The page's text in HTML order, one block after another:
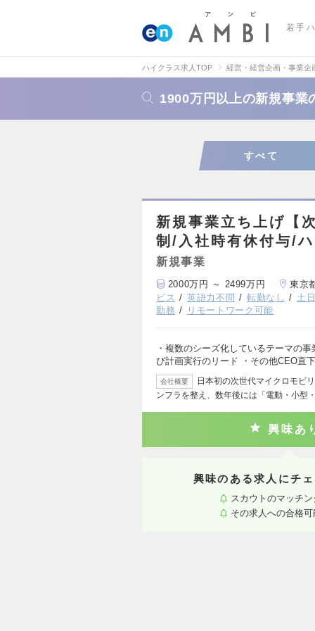
若手
ハイクラス求人TOP 経営・経営企画・事業企
1900万円以上の新規事業
すべて
新規事業立ち上げ【
制/入社時有休付与/
新規事業
2000万円 ～ 2499万円
東京
ビス
英語力不問 転勤なし
土
勤務
リモートワーク可能
・複数のシーズ化しているテーマの
び計画実行のリード ・その他CEO直
会社概要
日本初の次世代マイクロモビ
ンフラを整え、数年後には「電動・小型
興味あ
興味のある求人にチ
スカウトのマッチ
その求人への合格